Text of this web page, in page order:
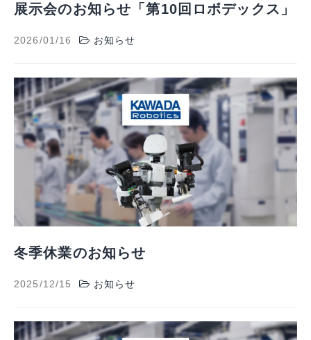
展示会のお知らせ「第10回ロボデックス」
2026/01/16 お知らせ
冬季休業のお知らせ
2025/12/15 お知らせ